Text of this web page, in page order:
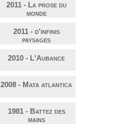
2011 - La prose du
monde
2011 - d'infinis
paysages
2010 - L'Aubance
2008 - Mata atlantica
1981 - Battez des
mains